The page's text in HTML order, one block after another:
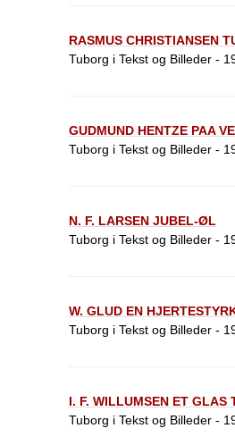
RASMUS CHRISTIANSEN
Tuborg i Tekst og Billeder -
GUDMUND HENTZE PAA
Tuborg i Tekst og Billeder -
N. F. LARSEN JUBEL-ØL
Tuborg i Tekst og Billeder -
W. GLUD EN
Tuborg i Tekst og Billeder -
I. F. WILLUMSEN ET GLAS
Tuborg i Tekst og Billeder -